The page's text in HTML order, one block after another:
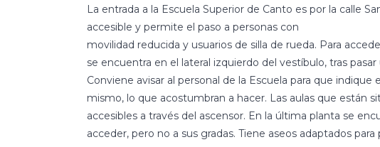
La entrada a la Escuela Superior de Canto es por la calle
accesible y permite el paso a personas con
movilidad reducida y usuarios de silla de rueda. Para
se encuentra en el lateral izquierdo del vestíbulo, tras
Conviene avisar al personal de la Escuela para que
mismo, lo que acostumbran a hacer. Las aulas que están
accesibles a través del ascensor. En la última planta se
acceder, pero no a sus gradas. Tiene aseos adaptados